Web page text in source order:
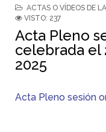
ACTAS O VÍDEOS DE
VISTO: 237
Acta Pleno
celebrada el
2025
Acta Pleno sesión